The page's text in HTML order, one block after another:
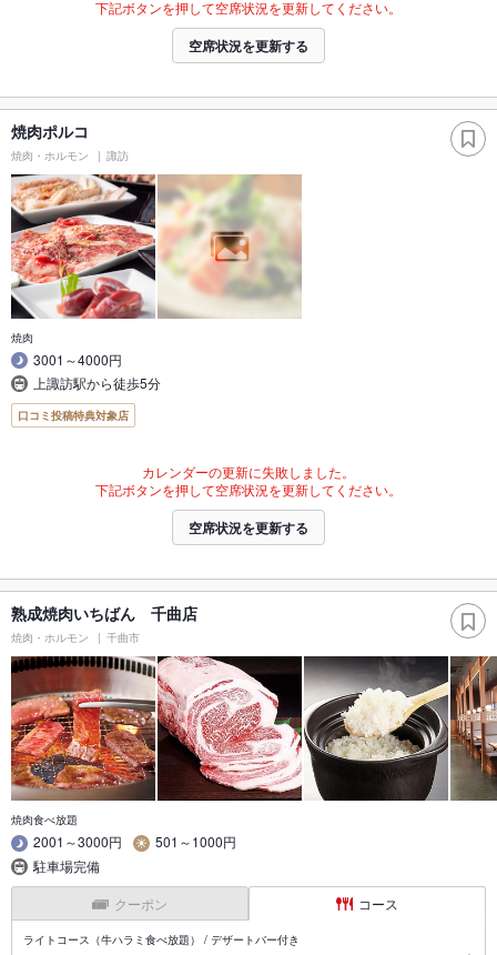
下記ボタンを押して空席状況を更新してください。
空席状況を更新する
焼肉ポルコ
焼肉・ホルモン 諏訪
焼肉
3001～4000円
上諏訪駅から徒歩5分
口コミ投稿特典対象店
カレンダーの更新に失敗しました。
下記ボタンを押して空席状況を更新してください。
空席状況を更新する
熟成焼肉いちばん 千曲店
焼肉・ホルモン 千曲市
焼肉食べ放題
2001～3000円
501～1000円
駐車場完備
クーポン コース
ライトコース（牛ハラミ食べ放題） / デザートバー付き